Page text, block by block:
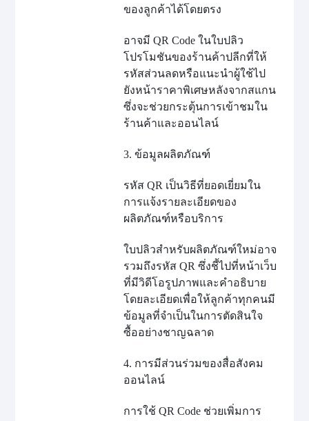
ของลูกค้าได้โดยตรง
อาจมี QR Code ในใบปลิว
โปรโมชันของร้านค้าปลีกที่ให้
รหัสส่วนลดหรือแนะนำผู้ใช้ไป
ยังหน้าราคาพิเศษหลังจากสแกน
ซึ่งจะช่วยกระตุ้นการเข้าชมใน
ร้านค้าและออนไลน์
3. ข้อมูลผลิตภัณฑ์
รหัส QR เป็นวิธีที่ยอดเยี่ยมใน
การแจ้งรายละเอียดของ
ผลิตภัณฑ์หรือบริการ
ใบปลิวสำหรับผลิตภัณฑ์ใหม่อาจ
รวมถึงรหัส QR ซึ่งชี้ไปที่หน้าเว็บ
ที่มีวิดีโอรูปภาพและคำอธิบาย
โดยละเอียดเพื่อให้ลูกค้าทุกคนมี
ข้อมูลที่จำเป็นในการตัดสินใจ
ซื้ออย่างชาญฉลาด
4. การมีส่วนร่วมของสื่อสังคม
ออนไลน์
การใช้ QR Code ช่วยเพิ่มการ